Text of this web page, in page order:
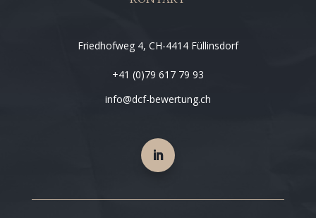
Friedhofweg 4, CH-4414 Füllinsdorf
+41 (0)79 617 79 93
info@dcf-bewertung.ch